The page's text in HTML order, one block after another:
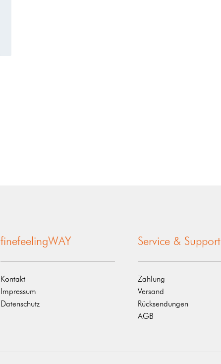
finefeelingWAY
Kontakt
Impressum
Datenschutz
Service & Support
Zahlung
Versand
Rücksendungen
AGB